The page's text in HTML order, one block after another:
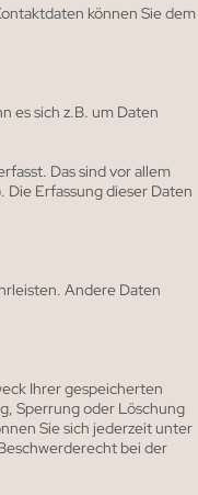
können Sie dem
es sich z.B. um Daten
Das sind vor allem
Erfassung dieser Daten
Andere Daten
Ihrer gespeicherten
Sperrung oder Löschung
Sie sich jederzeit unter
bei der